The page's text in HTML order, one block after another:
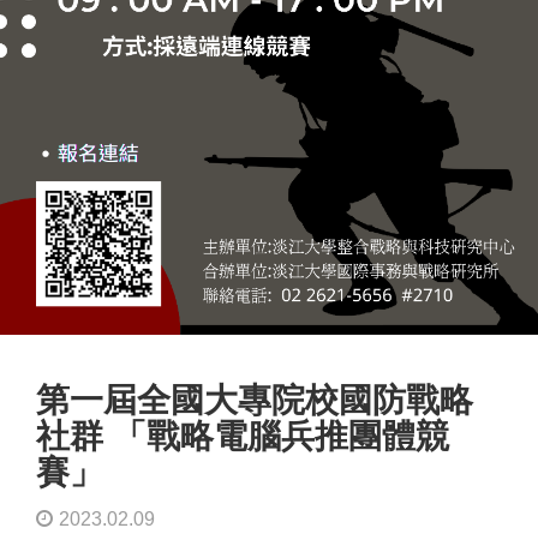
第一屆全國大專院校國防戰略
社群 「戰略電腦兵推團體競
賽」
2023.02.09